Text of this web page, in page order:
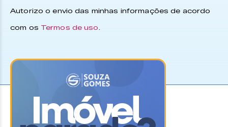
Autorizo o envio das minhas informações de acordo
com os Termos de uso.